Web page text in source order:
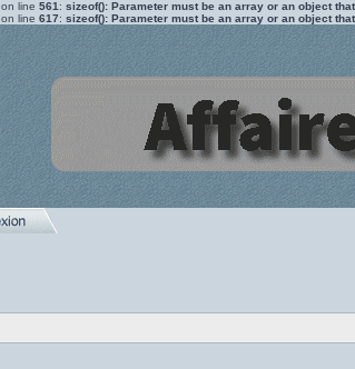
on line 561 : sizeof(): Parameter must be an array or an object
on line 617: sizeof(): Parameter must be an array or an object